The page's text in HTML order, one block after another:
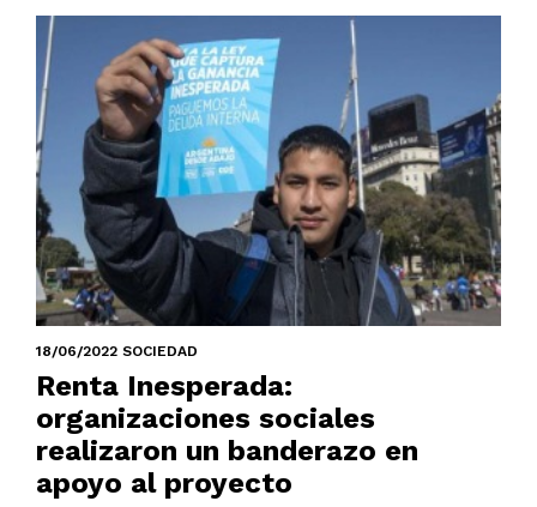
18/06/2022 SOCIEDAD
Renta Inesperada:
organizaciones sociales
realizaron un banderazo en
apoyo al proyecto